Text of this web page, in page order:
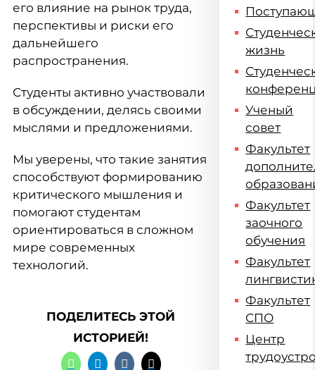
его влияние на рынок труда,
перспективы и риски его
дальнейшего
распространения.
Студенты активно участвовали
в обсуждении, делясь своими
мыслями и предложениями.
Мы уверены, что такие занятия
способствуют формированию
критического мышления и
помогают студентам
ориентироваться в сложном
мире современных
технологий.
ПОДЕЛИТЕСЬ ЭТОЙ
ИСТОРИЕЙ!
жизнь
Ученый
совет
Факультет
Факультет
заочного
обучения
Факультет
Факультет
СПО
Центр